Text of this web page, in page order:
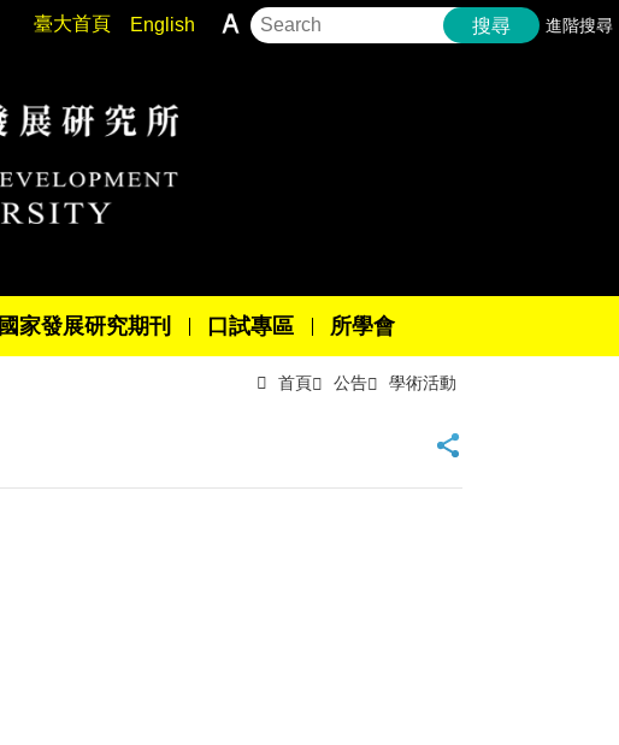
臺大首頁 English 搜尋 進階搜尋
國家發展研究期刊 口試專區 所學會
首頁 公告 學術活動